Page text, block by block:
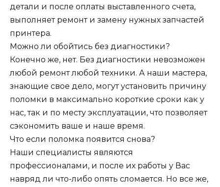
детали и после оплаты выставленного счета,
выполняет ремонт и замену нужных запчастей
принтера.
Можно ли обойтись без диагностики?
Конечно же, нет. Без диагностики невозможен
любой ремонт любой техники. А наши мастера,
знающие свое дело, могут установить причину
поломки в максимально короткие сроки как у
нас, так и по месту эксплуатации, что позволяет
сэкономить ваше и наше время.
Что если поломка появится снова?
Наши специалисты являются
профессионалами, и после их работы у Вас
навряд ли что-либо опять сломается. Но все же,